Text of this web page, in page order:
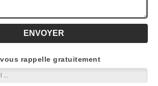
rappelle gratuitement